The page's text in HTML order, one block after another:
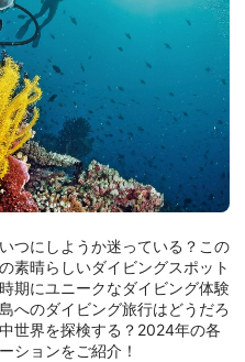
つにしようか迷っている？この
素晴らしいダイビングスポット
期にユニークなダイビング体験
へのダイビング旅行はどうだろ
世界を探検する？2024年の各
ションをご紹介！